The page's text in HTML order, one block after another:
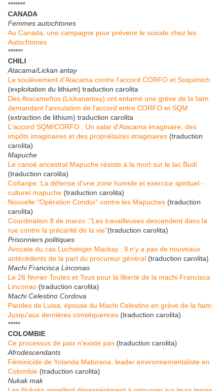
*******
CANADA
Femmes autochtones
Au Canada, une campagne pour prévenir le suicide chez les
Autochtones
******
CHILI
Atacama/Lickan antay
Le soulèvement d'Atacama contre l'accord CORFO et Soquimich
(exploitation du lithium) traduction carolita
Des Atacameños (Lickanantay) ont entamé une grève de la faim
demandant l'annulation de l'accord entre CORFO et SQM
(extraction de lithium) traduction carolita
L'accord SQM/CORFO : Un salar d'Atacama imaginaire, des
impôts imaginaires et des propriétaires imaginaires (traduction
carolita)
Mapuche
Le canoë ancestral Mapuche résiste à la mort sur le lac Budi
(traduction carolita)
Coñaripe: La défense d'une zone humide et exercice spirituel -
culturel mapuche (traduction carolita)
Nouvelle "Opération Condor" contre les Mapuches (traduction
carolita)
Coordination 8 de marzo :"Les travailleuses descendent dans la
rue contre la précarité de la vie"(traduction carolita)
Prisonniers politiques
Avocate du cas Luchsinger Mackay : Il n'y a pas de nouveaux
antécédents de la part du procureur général (traduction carolita)
Machi Francisca Linconao
Le 26 février Toutes et Tous pour la liberté de la machi Francisca
Linconao (traduction carolita)
Machi Celestino Cordova
Paroles de Luisa, épouse du Machi Celestino en grève de la faim:
Jusqu'aux dernières conséquences (traduction carolita)
*****
COLOMBIE
Ce processus de paix n'existe pas (traduction carolita)
Afrodescendants
Féminicide de Yolanda Maturana, leader environnementaliste en
Colombie (traduction carolita)
Nukak mak